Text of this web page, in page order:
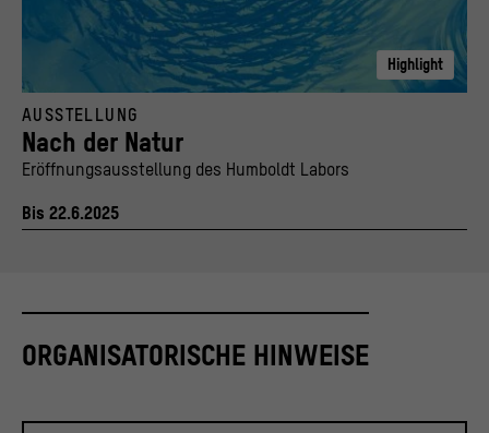
AUSSTELLUNG
Nach der Natur
Eröffnungsausstellung des Humboldt Labors
Bis 22.6.2025
Highlight
© Stiftung Humboldt Forum im Berliner Schloss, Fotos: iStockphoto / armiblue;
ORGANISATORISCHE HINWEISE